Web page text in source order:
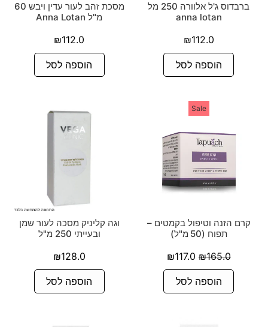
ברבדוס ג'ל אלוורה 250 מל
anna lotan
₪112.0
הוספה לסל
מסכת זהב לעור עדין ויבש 60
מ"ל Anna Lotan
₪112.0
הוספה לסל
Sale
קרם הזנה וטיפול בקמטים –
תפוח (50 מ"ל)
₪165.0
₪117.0
הוספה לסל
וגה קליניק מסכה לעור שמן
ובעייתי 250 מ"ל
₪128.0
הוספה לסל